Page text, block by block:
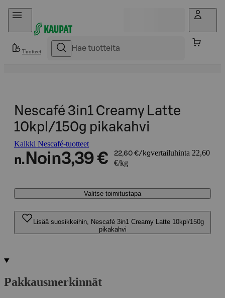
Hyppää sisältöön
Tuotteet
Nescafé 3in1 Creamy Latte
10kpl/150g pikakahvi
Kaikki Nescafé-tuotteet
n. Noin3,39 € 22,60 €/kgvertailuhinta 22,60
€/kg
Valitse toimitustapa
Lisää suosikkeihin, Nescafé 3in1 Creamy Latte 10kpl/150g
pikakahvi
Pakkausmerkinnät